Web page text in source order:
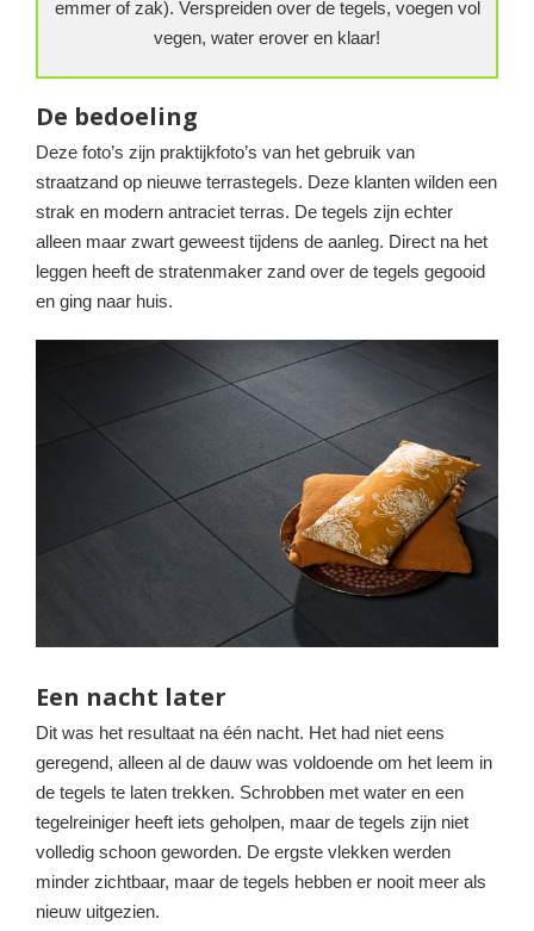
emmer of zak). Verspreiden over de tegels, voegen vol
vegen, water erover en klaar!
De bedoeling
Deze foto’s zijn praktijkfoto’s van het gebruik van
straatzand op nieuwe terrastegels. Deze klanten wilden een
strak en modern antraciet terras. De tegels zijn echter
alleen maar zwart geweest tijdens de aanleg. Direct na het
leggen heeft de stratenmaker zand over de tegels gegooid
en ging naar huis.
Een nacht later
Dit was het resultaat na één nacht. Het had niet eens
geregend, alleen al de dauw was voldoende om het leem in
de tegels te laten trekken. Schrobben met water en een
tegelreiniger heeft iets geholpen, maar de tegels zijn niet
volledig schoon geworden. De ergste vlekken werden
minder zichtbaar, maar de tegels hebben er nooit meer als
nieuw uitgezien.